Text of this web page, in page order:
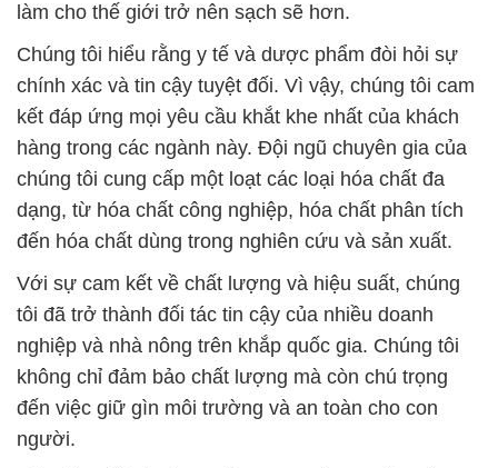
làm cho thế giới trở nên sạch sẽ hơn.
Chúng tôi hiểu rằng y tế và dược phẩm đòi hỏi sự
chính xác và tin cậy tuyệt đối. Vì vậy, chúng tôi cam
kết đáp ứng mọi yêu cầu khắt khe nhất của khách
hàng trong các ngành này. Đội ngũ chuyên gia của
chúng tôi cung cấp một loạt các loại hóa chất đa
dạng, từ hóa chất công nghiệp, hóa chất phân tích
đến hóa chất dùng trong nghiên cứu và sản xuất.
Với sự cam kết về chất lượng và hiệu suất, chúng
tôi đã trở thành đối tác tin cậy của nhiều doanh
nghiệp và nhà nông trên khắp quốc gia. Chúng tôi
không chỉ đảm bảo chất lượng mà còn chú trọng
đến việc giữ gìn môi trường và an toàn cho con
người.